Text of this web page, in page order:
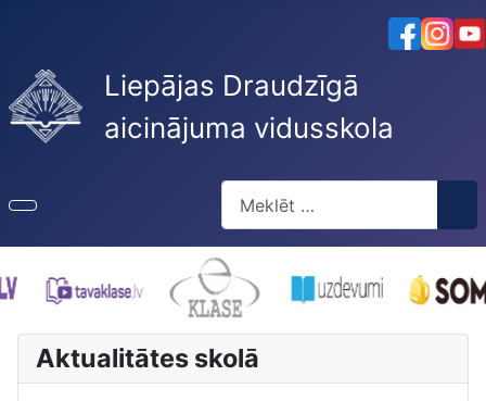
Liepājas Draudzīgā
aicinājuma vidusskola
Type 2 or more characters for
Aktualitātes skolā